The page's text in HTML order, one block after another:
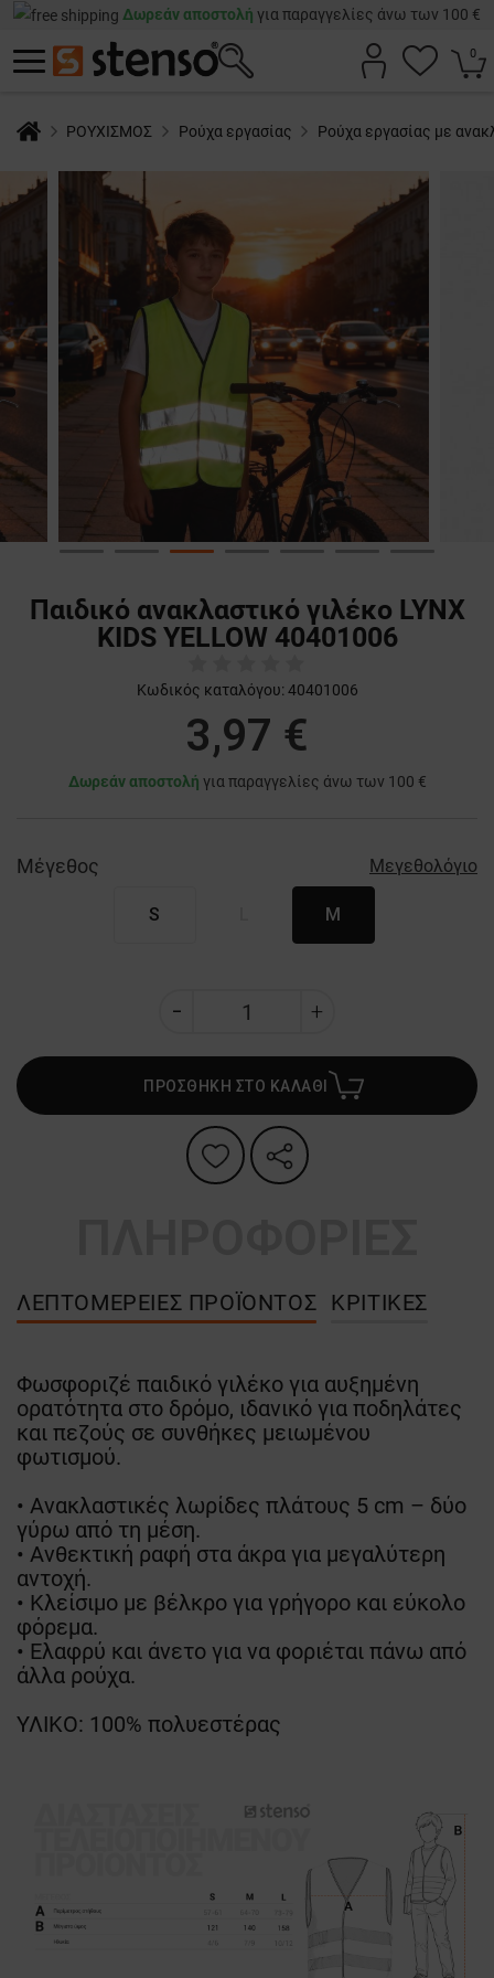
Δωρεάν αποστολή για παραγγελίες άνω των 100 €
0
ΡΟΥΧΙΣΜΟΣ Ρούχα εργασίας Ρούχα εργασίας με
Παιδικό ανακλαστικό γιλέκο LYNX
KIDS YELLOW 40401006
Κωδικός καταλόγου: 40401006
3,97 €
Δωρεάν αποστολή για παραγγελίες άνω των 100 €
Μέγεθος Μεγεθολόγιο
S M
ΠΡΟΣΘΗΚΗ ΣΤΟ ΚΑΛΑΘΙ
ΛΕΠΤΟΜΈΡΕΙΕΣ ΠΡΟΪΌΝΤΟΣ ΚΡΙΤΙΚΈΣ
Φωσφοριζέ παιδικό γιλέκο για αυξημένη
ορατότητα στο δρόμο, ιδανικό για ποδηλάτες
και πεζούς σε συνθήκες μειωμένου
φωτισμού.
• Ανακλαστικές λωρίδες πλάτους 5 cm – δύο
γύρω από τη μέση.
• Ανθεκτική ραφή στα άκρα για μεγαλύτερη
αντοχή.
• Κλείσιμο με βέλκρο για γρήγορο και εύκολο
φόρεμα.
• Ελαφρύ και άνετο για να φοριέται πάνω από
άλλα ρούχα.
ΥΛΙΚΟ: 100% πολυεστέρας